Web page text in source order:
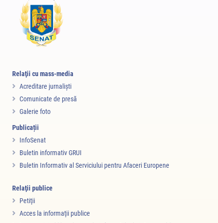
Relaţii cu mass-media
Acreditare jurnalişti
Comunicate de presă
Galerie foto
Publicații
InfoSenat
Buletin informativ GRUI
Buletin Informativ al Serviciului pentru Afaceri Europene
Relaţii publice
Petiţii
Acces la informaţii publice